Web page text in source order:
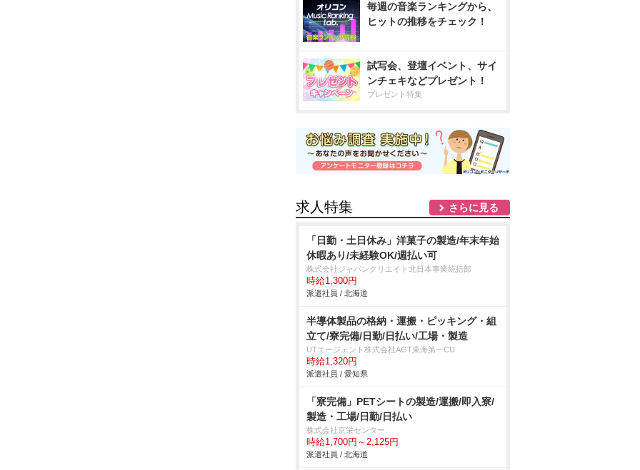
毎週の音楽ランキングから、
ヒットの推移をチェック！
試写会、登壇イベント、サイ
ンチェキなどプレゼント！
プレゼント特集
求人特集 さらに見る
「日勤・土日休み」洋菓子の製造/年末年始
休暇あり/未経験OK/週払い可
株式会社ジャパンクリエイト北日本事業統括部
時給1,300円
派遣社員 / 北海道
半導体製品の格納・運搬・ピッキング・組
立て/寮完備/日勤/日払い/工場・製造
UTエージェント株式会社AGT東海第一CU
時給1,320円
派遣社員 / 愛知県
「寮完備」PETシートの製造/運搬/即入寮/
製造・工場/日勤/日払い
株式会社京栄センター
時給1,700円～2,125円
派遣社員 / 北海道